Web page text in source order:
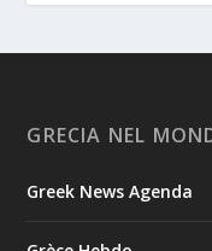
GRECIA NEL
Greek News Agenda